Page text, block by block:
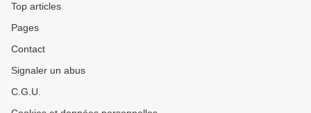
Top articles
Pages
Contact
Signaler un abus
C.G.U.